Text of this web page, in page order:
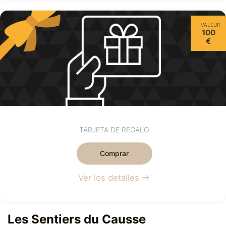
VALEUR
100
€
TARJETA DE REGALO
Comprar
Ver los detalles
Les Sentiers du Causse